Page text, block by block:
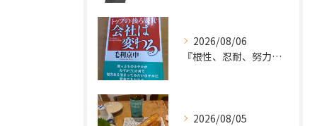
2026/08/06
『根性、忍耐、努力という言葉は死語なのか』
2026/08/05